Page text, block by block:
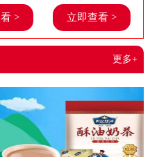
品进销
管理系
>
发美味春工厂老牌
子饭店餐饮店商用
立即查看 >
更多+